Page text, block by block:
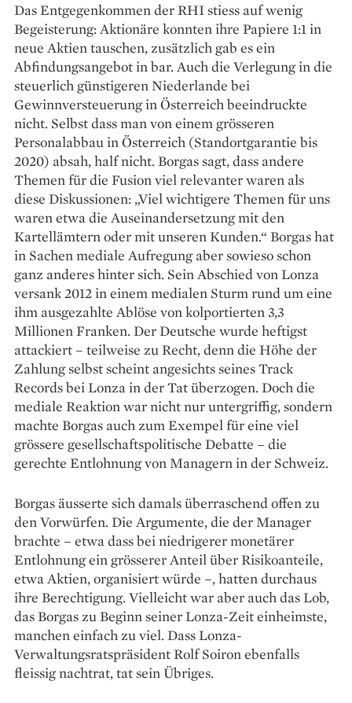
Das Entgegenkommen der RHI stiess auf wenig
Begeisterung: Aktionäre konnten ihre Papiere 1:1 in
neue Aktien tauschen, zusätzlich gab es ein
Abfindungsangebot in bar. Auch die Verlegung in die
steuerlich günstigeren Niederlande bei
Gewinnversteuerung in Österreich beeindruckte
nicht. Selbst dass man von einem grösseren
Personalabbau in Österreich (Standortgarantie bis
2020) absah, half nicht. Borgas sagt, dass andere
Themen für die Fusion viel relevanter waren als
diese Diskussionen: „Viel wichtigere Themen für uns
waren etwa die Auseinandersetzung mit den
Kartellämtern oder mit unseren Kunden.“ Borgas hat
in Sachen mediale Aufregung aber sowieso schon
ganz anderes hinter sich. Sein Abschied von Lonza
versank 2012 in einem medialen Sturm rund um eine
ihm ausgezahlte Ablöse von kolportierten 3,3
Millionen Franken. Der Deutsche wurde heftigst
attackiert – ­teilweise zu Recht, denn die Höhe der
Zahlung selbst scheint angesichts seines Track
Records bei Lonza in der Tat überzogen. Doch die
mediale Reaktion war nicht nur ­untergriffig, sondern
machte Borgas auch zum Exempel für eine viel
grössere gesellschaftspolitische Debatte – die
gerechte Entlohnung von Managern in der Schweiz.
Borgas äusserte sich damals überraschend offen zu
den Vorwürfen. Die Argumente, die der Manager
brachte – etwa dass bei niedrigerer monetärer
Entlohnung ein grösserer Anteil über Risikoanteile,
etwa Aktien, organisiert würde –, hatten durchaus
ihre Berechtigung. Vielleicht war aber auch das Lob,
das Borgas zu Beginn seiner Lonza-Zeit einheimste,
manchen einfach zu viel. Dass Lonza-
Verwaltungsratspräsident Rolf Soiron ebenfalls
fleissig nachtrat, tat sein Übriges.